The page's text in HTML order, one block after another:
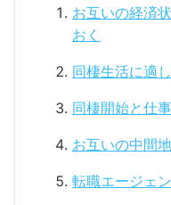
お互いの経済
おく
同棲生活に適
同棲開始と仕
お互いの中間
転職エージェ